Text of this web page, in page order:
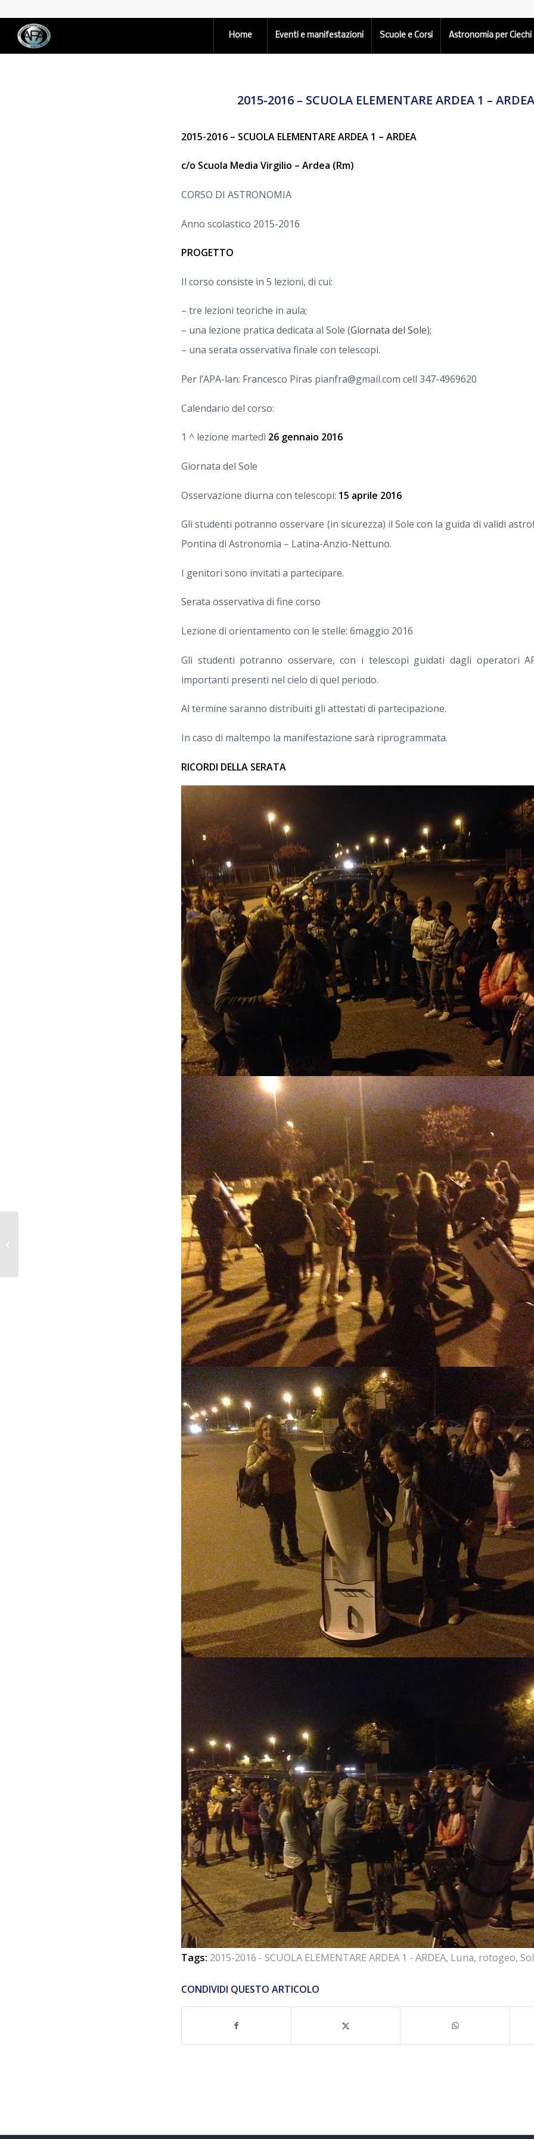
Home Eventi e manifestazioni Scuole e Corsi Astronomia per Ciechi
2015-2016 – SCUOLA ELEMENTARE ARDEA 1 –
2015-2016 – SCUOLA ELEMENTARE ARDEA 1 – ARDEA
c/o Scuola Media Virgilio – Ardea (Rm)
CORSO DI ASTRONOMIA
Anno scolastico 2015-2016
PROGETTO
Il corso consiste in 5 lezioni, di cui:
– tre lezioni teoriche in aula;
– una lezione pratica dedicata al Sole (Giornata del Sole);
– una serata osservativa finale con telescopi.
Per l’APA-lan: Francesco Piras pianfra@gmail.com cell 347-4969620
Calendario del corso:
1 ^ lezione martedì 26 gennaio 2016
Giornata del Sole
Osservazione diurna con telescopi: 15 aprile 2016
Gli studenti potranno osservare (in sicurezza) il Sole con la guida di validi
Pontina di Astronomia – Latina-Anzio-Nettuno.
I genitori sono invitati a partecipare.
Serata osservativa di fine corso
Lezione di orientamento con le stelle: 6maggio 2016
Gli studenti potranno osservare, con i telescopi guidati dagli operatori
importanti presenti nel cielo di quel periodo.
Al termine saranno distribuiti gli attestati di partecipazione.
In caso di maltempo la manifestazione sarà riprogrammata.
RICORDI DELLA SERATA
Tags: 2015-2016 - SCUOLA ELEMENTARE ARDEA 1 - ARDEA, Luna, rotogeo,
CONDIVIDI QUESTO ARTICOLO